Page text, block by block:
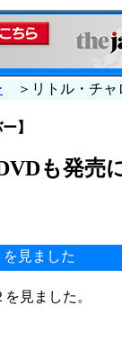
＞リトル・チャ
】
も発売
見ました
見ました。